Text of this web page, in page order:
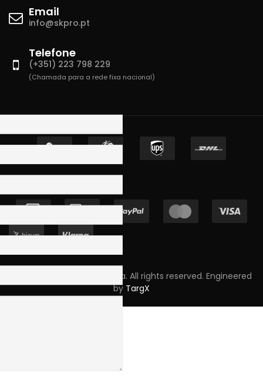
Email
info@skpro.pt
Telefone
(+351) 223 798 229
(Chamada para a rede fixa nacional)
Copyright © 2023 Skpro, Lda. All rights reserved. Engineered
by TargX